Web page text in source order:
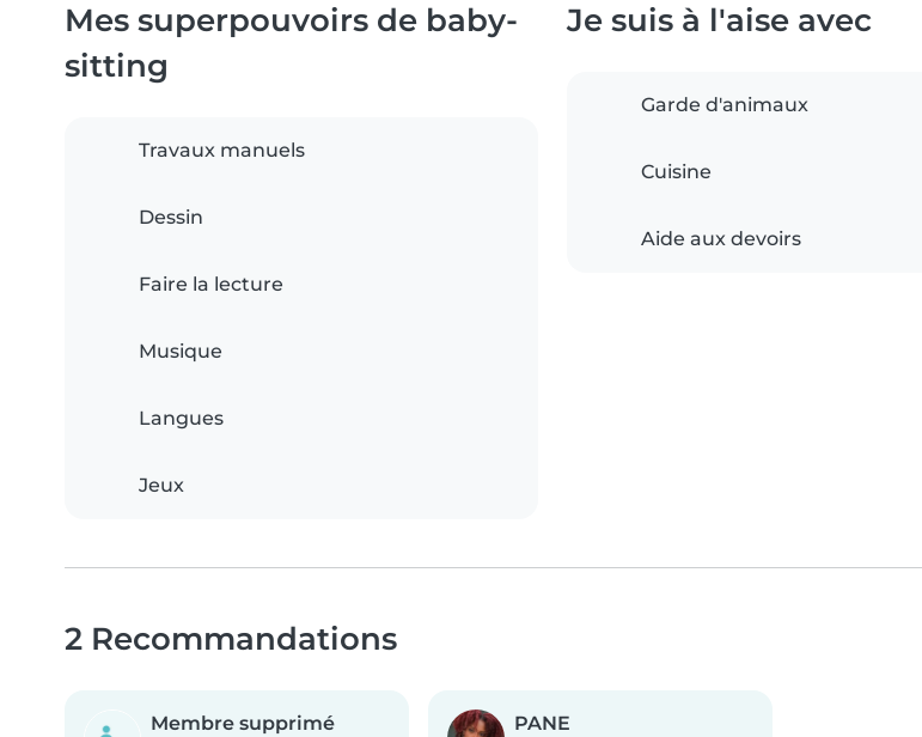
Mes superpouvoirs de baby-
sitting
Travaux manuels
Dessin
Faire la lecture
Musique
Langues
Jeux
Je suis à l'aise avec
Garde d'animaux
Cuisine
Aide aux devoirs
2 Recommandations
Membre supprimé PANE